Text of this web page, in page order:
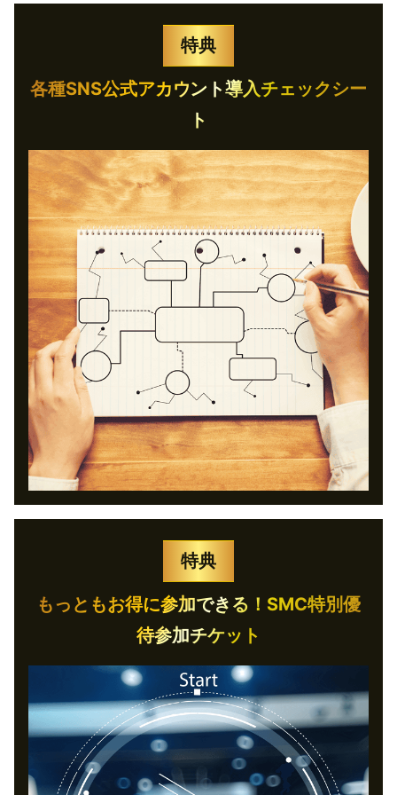
特典
各種SNS公式アカウント導入チェックシー
ト
特典
もっともお得に参加できる！SMC特別優
待参加チケット